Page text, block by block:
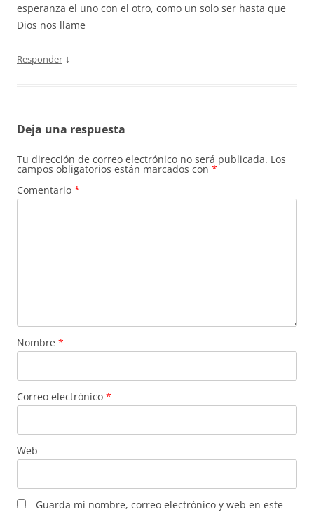
esperanza el uno con el otro, como un solo ser hasta que
Dios nos llame
Responder ↓
Deja una respuesta
Tu dirección de correo electrónico no será publicada. Los
campos obligatorios están marcados con *
Comentario *
Nombre *
Correo electrónico *
Web
Guarda mi nombre, correo electrónico y web en este